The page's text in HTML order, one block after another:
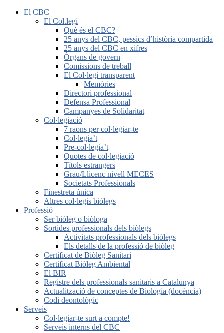
El CBC
El Col.legi
Què és el CBC?
25 anys del CBC, pessics d’història compartida
25 anys del CBC en xifres
Òrgans de govern
Comissions de treball
El Col·legi transparent
Memòries
Directori professional
Defensa Professional
Campanyes de Solidaritat
Col·legiació
7 raons per col·legiar-te
Col·legia’t
Pre-col·legia’t
Quotes de col·legiació
Títols estrangers
Grau/Llicenc nivell MECES
Societats Professionals
Finestreta única
Altres col·legis biòlegs
Professió
Ser biòleg o biòloga
Sortides professionals dels biòlegs
Activitats professionals dels biòlegs
Els detalls de la professió de biòleg
Certificat de Biòleg Sanitari
Certificat Biòleg Ambiental
El BIR
Registre dels professionals sanitaris a Catalunya
Actualització de conceptes de Biologia (docència)
Codi deontològic
Serveis
Col·legiar-te surt a compte!
Serveis interns del CBC